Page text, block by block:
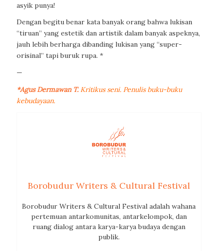
asyik punya!
Dengan begitu benar kata banyak orang bahwa lukisan
“tiruan” yang estetik dan artistik dalam banyak aspeknya,
jauh lebih berharga dibanding lukisan yang “super-
orisinal” tapi buruk rupa. *
—
*Agus Dermawan T. Kritikus seni. Penulis buku-buku
kebudayaan.
Borobudur Writers & Cultural Festival
Borobudur Writers & Cultural Festival adalah wahana
pertemuan antarkomunitas, antarkelompok, dan
ruang dialog antara karya-karya budaya dengan
publik.